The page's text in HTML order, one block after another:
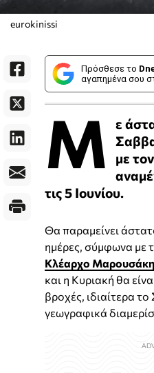
eurokinissi
Πρόσθεσε το
αγαπημένα σου
Μ
ε
με
τις 5 Ιουνίου.
Θα παραμείνει
ημέρες, σύμφωνα με
Κλέαρχο Μαρουσάκη
και η Κυριακή θα
βροχές, ιδιαίτερα
γεωγραφικά